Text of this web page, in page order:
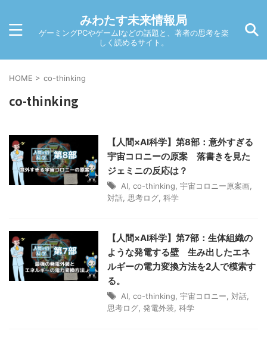
みわたす未来情報局
ゲーミングPCやゲームIなどの話題と、著者の思考を楽
しく読めるサイト。
HOME > co-thinking
co-thinking
【人間×AI科学】第8部：意外すぎる
宇宙コロニーの原案 落書きを見た
ジェミニの反応は？
AI co-thinking 宇宙コロニー原案画
対話 思考ログ 科学
【人間×AI科学】第7部：生体組織の
ような発電する壁 生み出したエネ
ルギーの電力変換方法を2人で模索す
る。
AI co-thinking 宇宙コロニー 対話
思考ログ 発電外装 科学